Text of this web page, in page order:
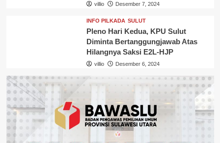
villio Desember 7, 2024
INFO PILKADA SULUT
Pleno Hari Kedua, KPU Sulut
Diminta Bertanggungjawab Atas
Hilangnya Saksi E2L-HJP
villio Desember 6, 2024